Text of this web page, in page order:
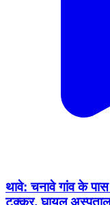
थावे: चनावे गांव के
टक्कर, घायल अस्पताल